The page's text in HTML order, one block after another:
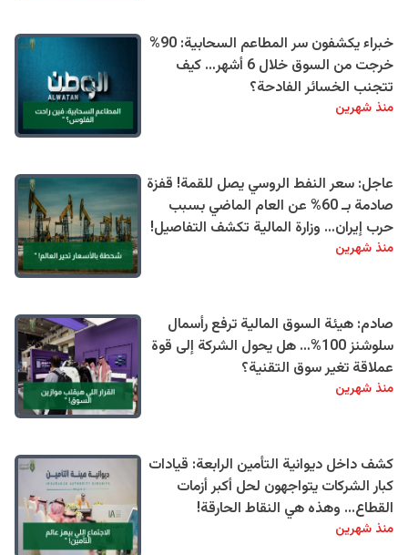
خبراء يكشفون سر المطاعم السحابية: 90%
خرجت من السوق خلال 6 أشهر… كيف
تتجنب الخسائر الفادحة؟
منذ شهرين
عاجل: سعر النفط الروسي يصل للقمة! قفزة
صادمة بـ 60% عن العام الماضي بسبب
حرب إيران… وزارة المالية تكشف التفاصيل!
منذ شهرين
صادم: هيئة السوق المالية ترفع رأسمال
سلوشنز 100%… هل يحول الشركة إلى قوة
عملاقة تغير سوق التقنية؟
منذ شهرين
كشف داخل ديوانية التأمين الرابعة: قيادات
كبار الشركات يتواجهون لحل أكبر أزمات
القطاع... وهذه هي النقاط الحارقة!
منذ شهرين